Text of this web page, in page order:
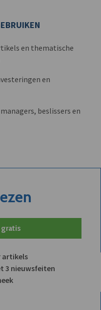
en thematische
en
beslissers en
artikels
3 nieuwsfeiten